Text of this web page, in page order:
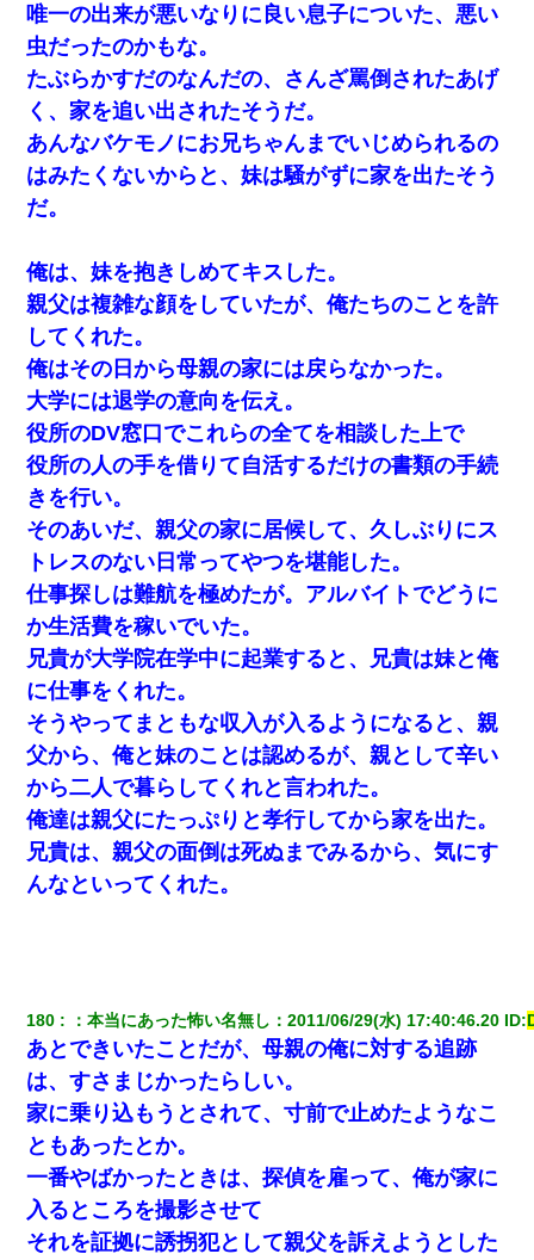
唯一の出来が悪いなりに良い息子についた、悪い
虫だったのかもな。
たぶらかすだのなんだの、さんざ罵倒されたあげ
く、家を追い出されたそうだ。
あんなバケモノにお兄ちゃんまでいじめられるの
はみたくないからと、妹は騒がずに家を出たそう
だ。
俺は、妹を抱きしめてキスした。
親父は複雑な顔をしていたが、俺たちのことを許
してくれた。
俺はその日から母親の家には戻らなかった。
大学には退学の意向を伝え。
役所のDV窓口でこれらの全てを相談した上で
役所の人の手を借りて自活するだけの書類の手続
きを行い。
そのあいだ、親父の家に居候して、久しぶりにス
トレスのない日常ってやつを堪能した。
仕事探しは難航を極めたが。アルバイトでどうに
か生活費を稼いでいた。
兄貴が大学院在学中に起業すると、兄貴は妹と俺
に仕事をくれた。
そうやってまともな収入が入るようになると、親
父から、俺と妹のことは認めるが、親として辛い
から二人で暮らしてくれと言われた。
俺達は親父にたっぷりと孝行してから家を出た。
兄貴は、親父の面倒は死ぬまでみるから、気にす
んなといってくれた。
180 ：本当にあった怖い名無し ：2011/06/29(水) 17:40:46.20 ID:
あとできいたことだが、母親の俺に対する追跡
は、すさまじかったらしい。
家に乗り込もうとされて、寸前で止めたようなこ
ともあったとか。
一番やばかったときは、探偵を雇って、俺が家に
入るところを撮影させて
それを証拠に誘拐犯として親父を訴えようとした